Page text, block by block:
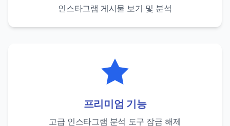
인스타그램 게시물 보기 및 분석
프리미엄 기능
고급 인스타그램 분석 도구 잠금 해제